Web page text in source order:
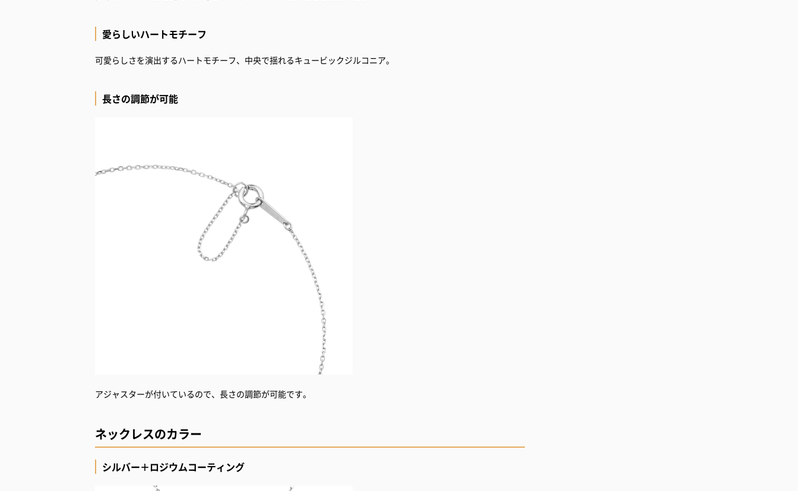
愛らしいハートモチーフ
可愛らしさを演出するハートモチーフ、中央で揺れるキュービックジルコニア。
長さの調節が可能
アジャスターが付いているので、長さの調節が可能です。
ネックレスのカラー
シルバー＋ロジウムコーティング